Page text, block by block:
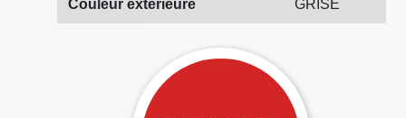
Couleur extérieure GRISE